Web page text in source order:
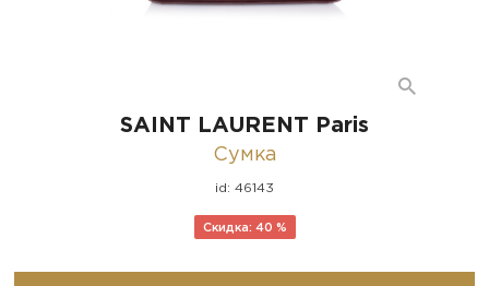
SAINT LAURENT Paris
Сумка
id: 46143
Скидка: 40 %